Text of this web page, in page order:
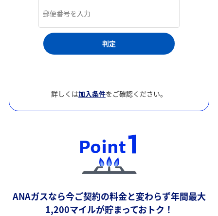
判定
詳しくは加入条件をご確認ください。
ANAガスなら今ご契約の料金と変わらず年間最大
1,200マイルが貯まっておトク！